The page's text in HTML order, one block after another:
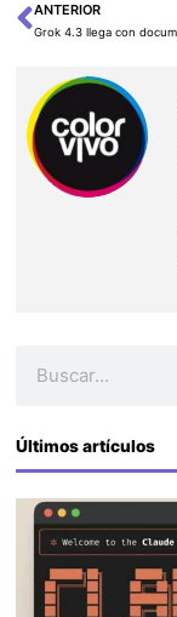
Ant
ANTERIOR
Últimos artículos